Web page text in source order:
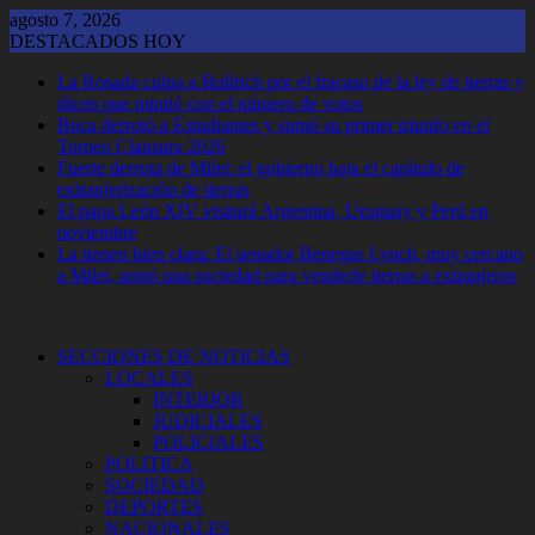
Saltar
al
agosto 7, 2026
DESTACADOS HOY
La Rosada culpa a Bullrich por el fracaso de la ley de tierras y
dicen que mintió con el número de votos
Boca derrotó a Estudiantes y sumó su primer triunfo en el
Torneo Clausura 2026
Fuerte derrota de Milei: el gobierno baja el capítulo de
extranjerización de tierras
El papa León XIV visitará Argentina, Uruguay y Perú en
noviembre
La tienen bien clara: El senador Benegas Lynch, muy cercano
a Milei, armó una sociedad para venderle tierras a extranjeros
SECCIONES DE NOTICIAS
LOCALES
INTERIOR
JUDICIALES
POLICIALES
POLITICA
SOCIEDAD
DEPORTES
NACIONALES